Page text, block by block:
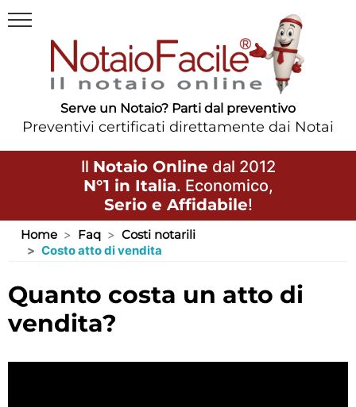
Serve un Notaio? Parti dal preventivo
Preventivi certificati direttamente dai Notai
Il Notaio Online dal 2012
N°1 in Italia. Economico,
Serio e Affidabile!
Home Faq
Costi notarili
Costo atto di vendita
quanto costa un atto di
vendita?